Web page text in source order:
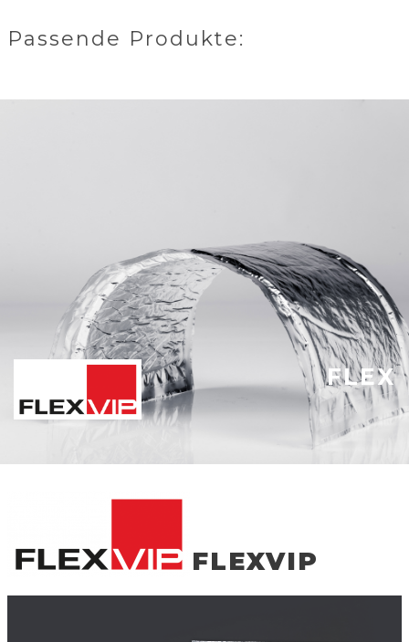
Passende Produkte:
FLEX
FLEXVIP